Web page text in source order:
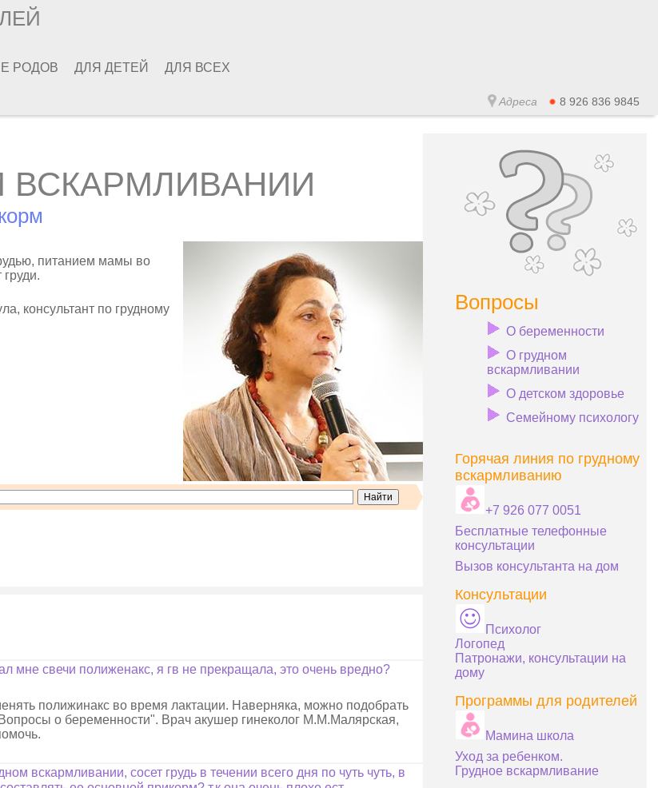
РОДОВ ДЛЯ ДЕТЕЙ ДЛЯ ВСЕХ
Адреса 8 926 836 9845
питанием мамы во
консультант по грудному
мне свечи полиженакс, я гв не прекращала, это очень вредно?
полижинакс во время лактации. Наверняка, можно подобрать
о беременности". Врач акушер гинеколог М.М.Малярская,
вскармливании, сосет грудь в течении всего дня по чуть чуть, в
Вопросы
О беременности
О грудном
вскармливании
О детском здоровье
Семейному психологу
Горячая линия по грудному
вскармливанию
+7 926 077 0051
Бесплатные телефонные
консультации
Вызов консультанта на дом
Консультации
Психолог
Логопед
Патронажи, консультации на
дому
Программы для родителей
Мамина школа
Уход за ребенком.
Грудное вскармливание